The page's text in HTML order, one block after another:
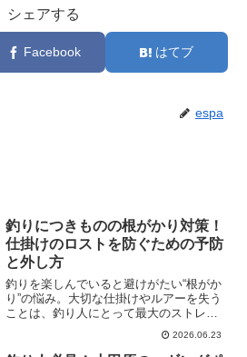
シェアする
Facebook はてブ
espa
釣りにつきものの根がかり対策！
仕掛けのロストを防ぐための予防
と外し方
釣りを楽しんでいると避けがたい“根がか
り”の悩み。大切な仕掛けやルアーを失う
ことは、釣り人にとって最大のストレス
のひとつです。このリード文では、根が
かりの原因から予防策、外し方までを網
2026.06.23